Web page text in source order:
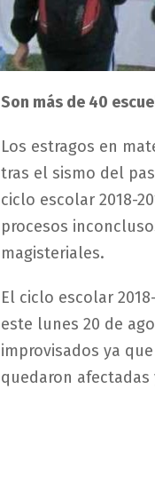
Son más de 40
Los estragos en
tras el sismo del
ciclo escolar 2018-
procesos
magisteriales.
El ciclo escolar
este lunes 20 de
improvisados ya
quedaron